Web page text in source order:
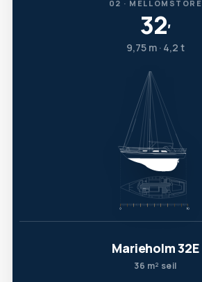
02 · MELLOMSTORE
32′
9,75 m · 4,2 t
Marieholm 32E
36 m² seil